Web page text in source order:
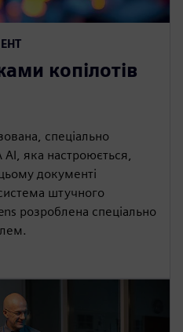
копілотів
спеціально
AI, яка настроюється,
документі
штучного
розроблена спеціально